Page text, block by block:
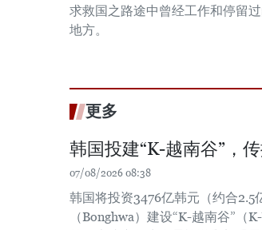
求救国之路途中曾经工作和停留
地方。
更多
韩国投建“K-越南谷”，
07/08/2026 08:38
韩国将投资3476亿韩元（约合2.5
（Bonghwa）建设“K-越南谷”